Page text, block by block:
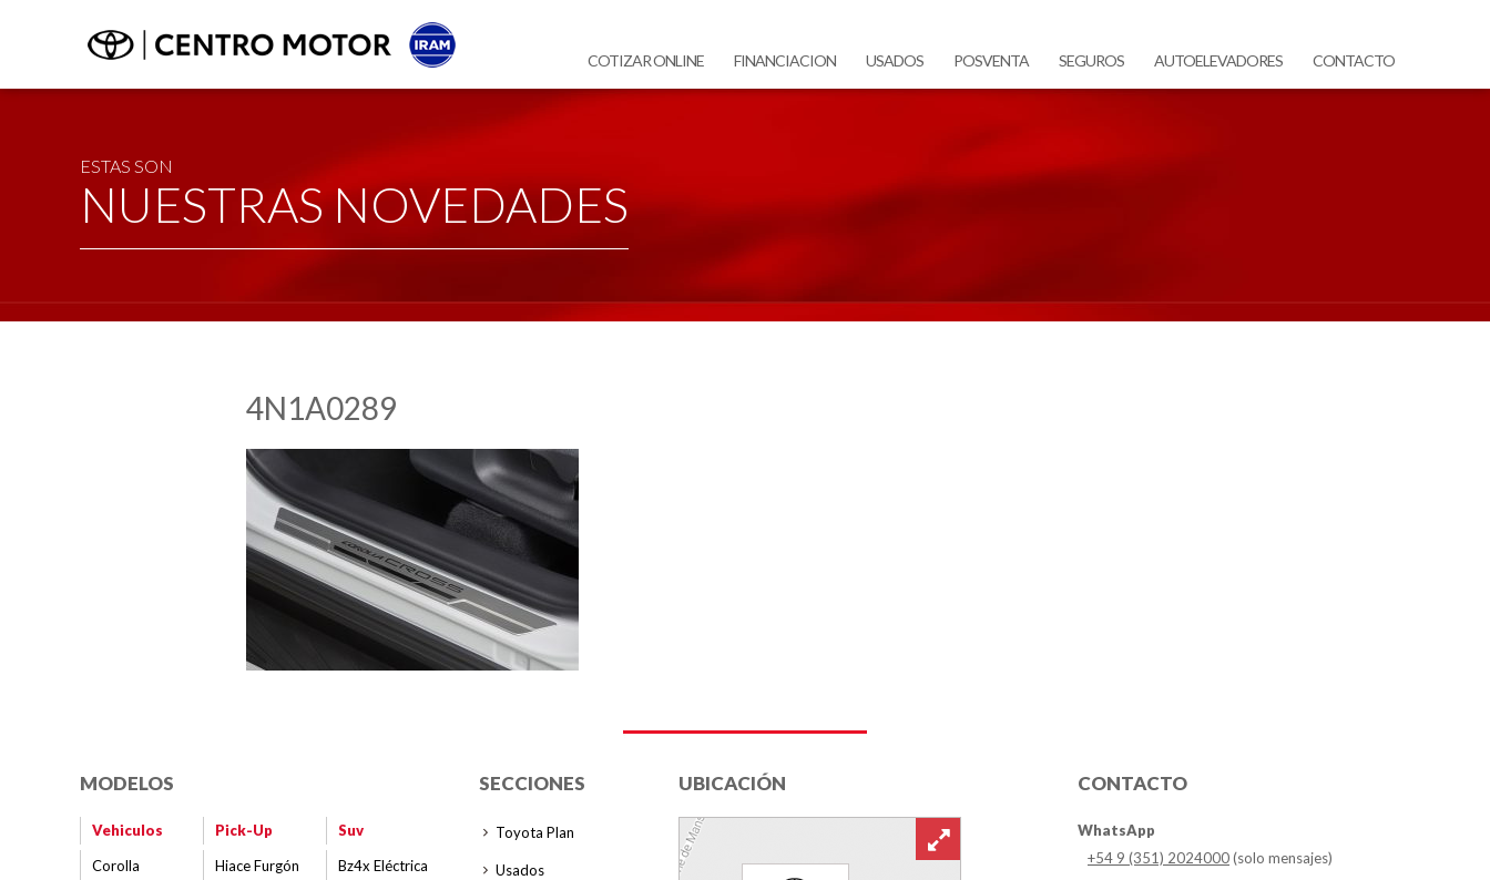
COTIZAR ONLINE FINANCIACION USADOS POSVENTA SEGUROS AUTOELEVADORES CONTACTO
ESTAS SON
NUESTRAS NOVEDADES
4N1A0289
MODELOS
Vehiculos
Corolla
Pick-Up
Hiace Furgón
Suv
Bz4x Eléctrica
SECCIONES
Toyota Plan
Usados
UBICACIÓN CONTACTO
WhatsApp
+54 9 (351) 2024000(solo mensajes)